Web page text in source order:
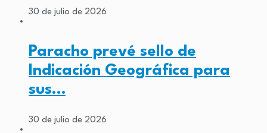
30 de julio de 2026
Paracho prevé sello de
Indicación Geográfica para
sus…
30 de julio de 2026